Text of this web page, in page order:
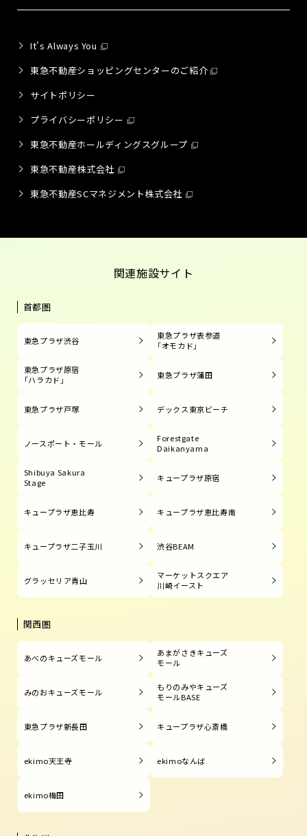
It's Always You
東急不動産ショッピングセンターのご紹介
サイトポリシー
プライバシーポリシー
東急不動産ホールディングスグループ
東急不動産株式会社
東急不動産SCマネジメント株式会社
関連施設サイト
首都圏
東急プラザ渋谷
東急プラザ表参道
「オモカド」
東急プラザ原宿
「ハラカド」
東急プラザ蒲田
東急プラザ戸塚 デックス東京ビーチ
ノースポート・モール
Forestgate
Daikanyama
Shibuya Sakura
Stage
キュープラザ原宿
キュープラザ恵比寿 キュープラザ恵比寿南
キュープラザ二子玉川 渋谷BEAM
グラッセリア青山
マーケットスクエア
川崎イースト
関西圏
あべのキューズモール
あまがさきキューズ
モール
みのおキューズモール
もりのみやキューズ
モールBASE
東急プラザ新長田 キュープラザ心斎橋
ekimo天王寺 ekimoなんば
ekimo梅田